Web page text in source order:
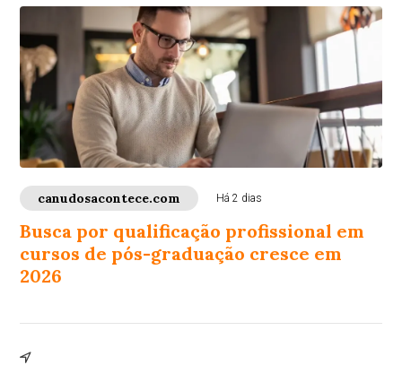
canudosacontece.com Há 2 dias
Busca por qualificação profissional em
cursos de pós-graduação cresce em
2026